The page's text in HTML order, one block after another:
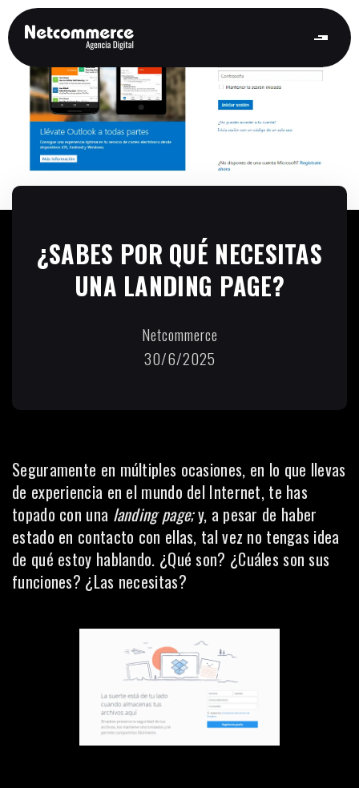
¿SABES POR QUÉ NECESITAS
UNA LANDING PAGE?
Netcommerce
30/6/2025
Seguramente en múltiples ocasiones, en lo que llevas
de experiencia en el mundo del Internet, te has
topado con una landing page;y, a pesar de haber
estado en contacto con ellas, tal vez no tengas idea
de qué estoy hablando. ¿Qué son? ¿Cuáles son sus
funciones? ¿Las necesitas?